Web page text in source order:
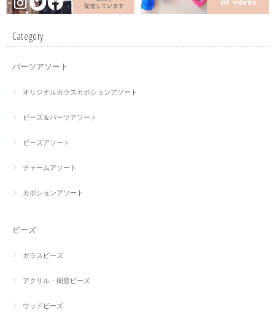
Category
パーツアソート
オリジナルガラスカボションアソート
ビーズ＆パーツアソート
ビーズアソート
チャームアソート
カボションアソート
ビーズ
ガラスビーズ
アクリル・樹脂ビーズ
ウッドビーズ